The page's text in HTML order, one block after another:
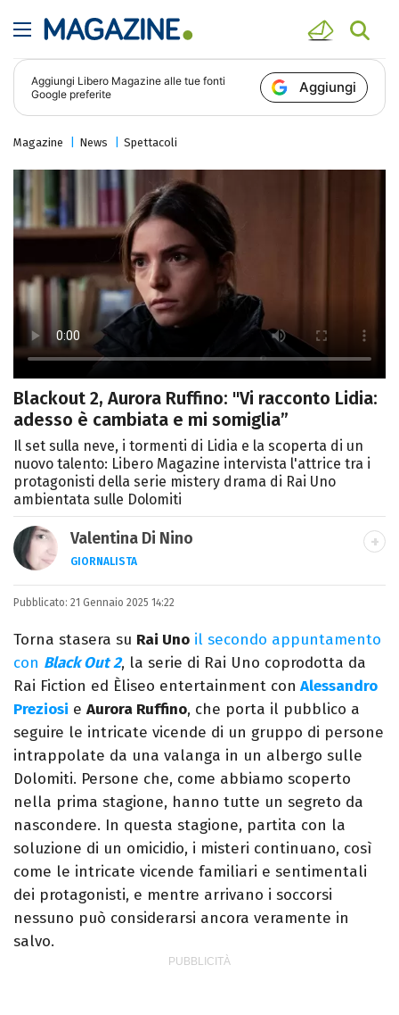
Aggiungi Libero Magazine alle tue fonti
Google preferite
Aggiungi
Magazine News Spettacoli
Blackout 2, Aurora Ruffino: "Vi racconto Lidia:
adesso è cambiata e mi somiglia”
Il set sulla neve, i tormenti di Lidia e la scoperta di un
nuovo talento: Libero Magazine intervista l'attrice tra i
protagonisti della serie mistery drama di Rai Uno
ambientata sulle Dolomiti
Valentina Di Nino
GIORNALISTA
LINKEDIN
INSTAGRAM FACEBOOK SITO
Romana, laurea in Scienze Politiche,
giornalista per caso. Ho scritto per
quotidiani, settimanali, siti e agenzie,
prevalentemente di cronaca e spettacoli.
Pubblicato: 21 Gennaio 2025 14:22
Torna stasera su Rai Uno il secondo appuntamento
con Black Out 2, la serie di Rai Uno coprodotta da
Rai Fiction ed Èliseo entertainment con Alessandro
Preziosi e Aurora Ruffino, che porta il pubblico a
seguire le intricate vicende di un gruppo di persone
intrappolate da una valanga in un albergo sulle
Dolomiti. Persone che, come abbiamo scoperto
nella prima stagione, hanno tutte un segreto da
nascondere. In questa stagione, partita con la
soluzione di un omicidio, i misteri continuano, così
come le intricate vicende familiari e sentimentali
dei protagonisti, e mentre arrivano i soccorsi
nessuno può considerarsi ancora veramente in
salvo.